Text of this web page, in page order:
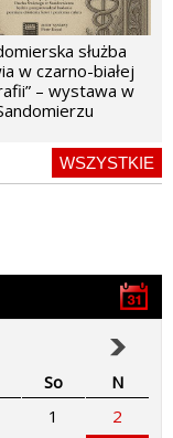
służba
w czarno-białej
– wystawa w
WSZYSTKIE
So
N
1
2